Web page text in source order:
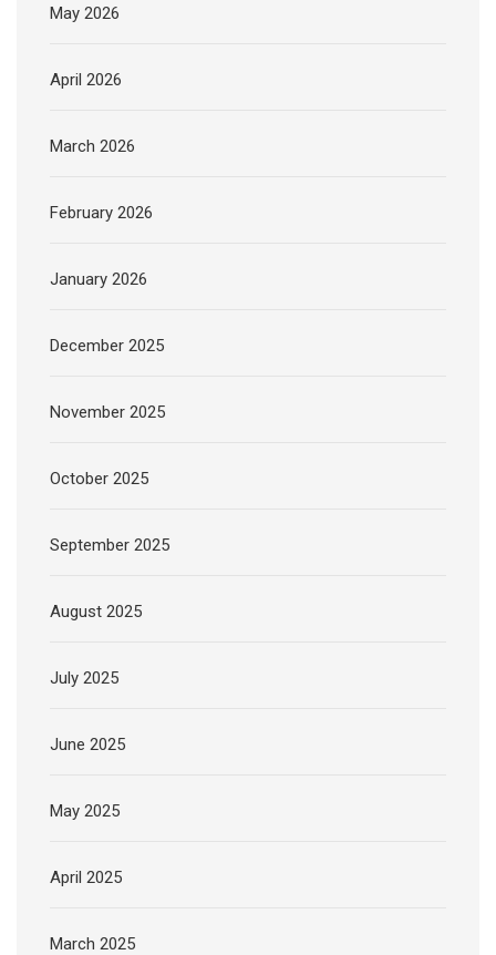
May 2026
April 2026
March 2026
February 2026
January 2026
December 2025
November 2025
October 2025
September 2025
August 2025
July 2025
June 2025
May 2025
April 2025
March 2025